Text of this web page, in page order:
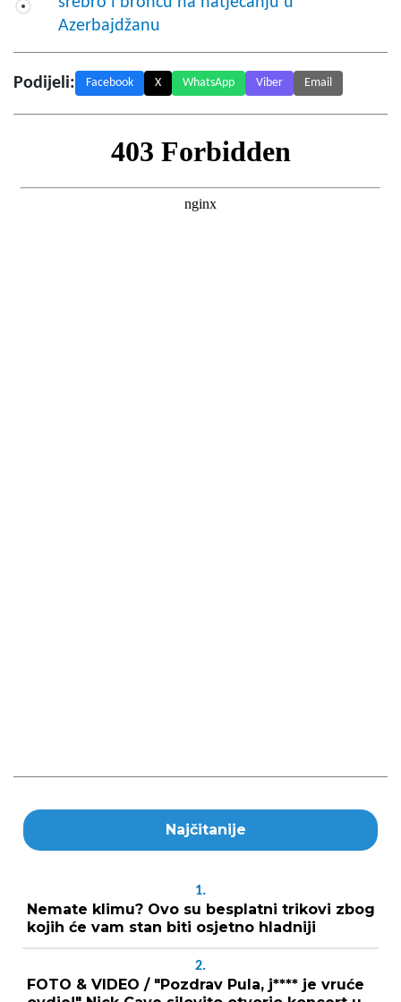
Azerbajdžanu
Podijeli: Facebook X WhatsApp Viber Email
Najčitanije
1.
Nemate klimu? Ovo su besplatni trikovi zbog
kojih će vam stan biti osjetno hladniji
2.
FOTO & VIDEO / "Pozdrav Pula, j**** je vruće